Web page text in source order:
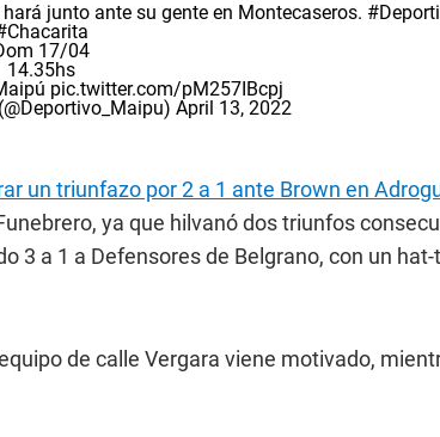
junto ante su gente en Montecaseros.
17/04
14.35hs
pic.twitter.com/pM257IBcpj
April 13, 2022
un triunfazo por 2 a 1 ante Brown en
ya que hilvanó dos triunfos
3 a 1 a Defensores de Belgrano, con un hat-
de calle Vergara viene motivado,